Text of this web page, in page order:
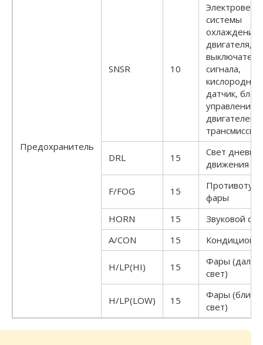
Предохранитель
SNSR 10
системы
охлаждения
двигателя,
сигнала,
кислородный
датчик, блок
управления
двигателем и
DRL 15
Свет
движения
F/FOG 15
фары
HORN
15
Звуковой
A/CON
15
H/LP(HI) 15
Фары
свет)
H/LP(LOW) 15
Фары
свет)